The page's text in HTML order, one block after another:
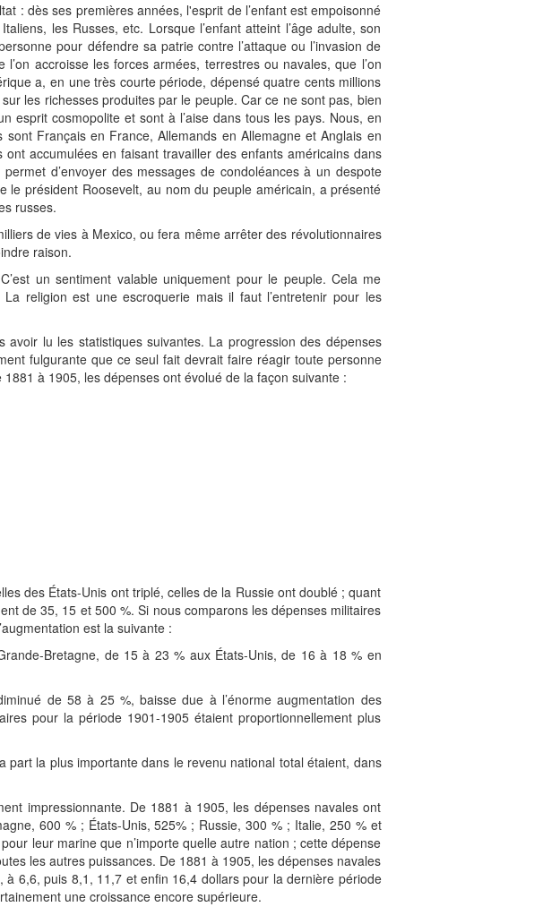
: dès ses premières années, l'esprit de l’enfant est empoisonné
les Russes, etc. Lorsque l’enfant atteint l’âge adulte, son
pour défendre sa patrie contre l’attaque ou l’invasion de
accroisse les forces armées, terrestres ou navales, que l’on
a, en une très courte période, dépensé quatre cents millions
les richesses produites par le peuple. Car ce ne sont pas, bien
esprit cosmopolite et sont à l’aise dans tous les pays. Nous, en
Français en France, Allemands en Allemagne et Anglais en
accumulées en faisant travailler des enfants américains dans
d’envoyer des messages de condoléances à un despote
président Roosevelt, au nom du peuple américain, a présenté
russes.
de vies à Mexico, ou fera même arrêter des révolutionnaires
raison.
un sentiment valable uniquement pour le peuple. Cela me
religion est une escroquerie mais il faut l’entretenir pour les
lu les statistiques suivantes. La progression des dépenses
fulgurante que ce seul fait devrait faire réagir toute personne
à 1905, les dépenses ont évolué de la façon suivante :
des États-Unis ont triplé, celles de la Russie ont doublé ; quant
de 35, 15 et 500 %. Si nous comparons les dépenses militaires
est la suivante :
Bretagne, de 15 à 23 % aux États-Unis, de 16 à 18 % en
de 58 à 25 %, baisse due à l’énorme augmentation des
pour la période 1901-1905 étaient proportionnellement plus
la plus importante dans le revenu national total étaient, dans
impressionnante. De 1881 à 1905, les dépenses navales ont
600 % ; États-Unis, 525% ; Russie, 300 % ; Italie, 250 % et
leur marine que n’importe quelle autre nation ; cette dépense
les autres puissances. De 1881 à 1905, les dépenses navales
6,6, puis 8,1, 11,7 et enfin 16,4 dollars pour la dernière période
une croissance encore supérieure.